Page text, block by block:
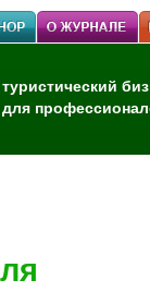
туристический
для